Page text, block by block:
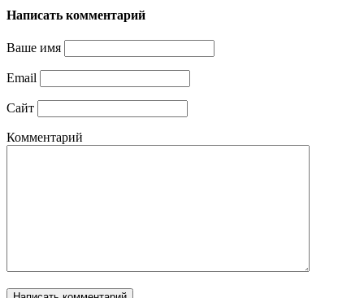
Написать комментарий
Ваше имя
Email
Сайт
Комментарий